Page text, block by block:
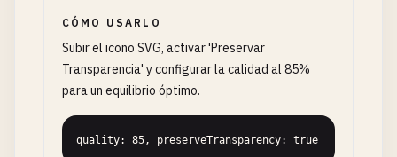
CÓMO USARLO
Subir el icono SVG, activar 'Preservar
Transparencia' y configurar la calidad al 85%
para un equilibrio óptimo.
quality: 85, preserveTransparency: true